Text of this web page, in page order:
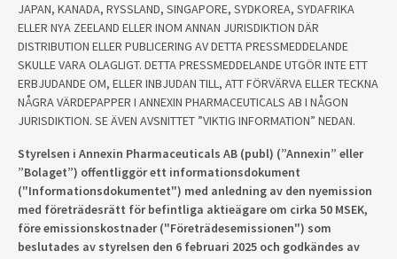
JAPAN, KANADA, RYSSLAND, SINGAPORE, SYDKOREA, SYDAFRIKA
ELLER NYA ZEELAND ELLER INOM ANNAN JURISDIKTION DÄR
DISTRIBUTION ELLER PUBLICERING AV DETTA PRESSMEDDELANDE
SKULLE VARA OLAGLIGT. DETTA PRESSMEDDELANDE UTGÖR INTE ETT
ERBJUDANDE OM, ELLER INBJUDAN TILL, ATT FÖRVÄRVA ELLER TECKNA
NÅGRA VÄRDEPAPPER I ANNEXIN PHARMACEUTICALS AB I NÅGON
JURISDIKTION. SE ÄVEN AVSNITTET ”VIKTIG INFORMATION” NEDAN.
Styrelsen i Annexin Pharmaceuticals AB (publ) (”Annexin” eller
”Bolaget”) offentliggör ett informationsdokument
("Informationsdokumentet") med anledning av den nyemission
med företrädesrätt för befintliga aktieägare om cirka 50 MSEK,
före emissionskostnader ("Företrädesemissionen") som
beslutades av styrelsen den 6 februari 2025 och godkändes av